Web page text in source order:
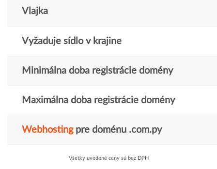
Vlajka
Vyžaduje sídlo v krajine
Minimálna doba registrácie domény
Maximálna doba registrácie domény
Webhostingpre doménu .com.py
Všetky uvedené ceny sú bez DPH